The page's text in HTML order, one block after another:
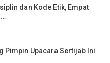
dan Kode Etik, Empat
Pimpin Upacara Sertijab Ini